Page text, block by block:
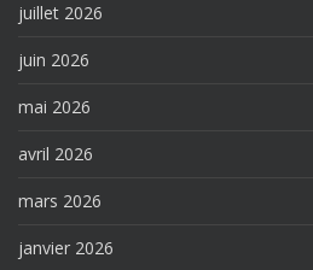
juillet 2026
juin 2026
mai 2026
avril 2026
mars 2026
janvier 2026